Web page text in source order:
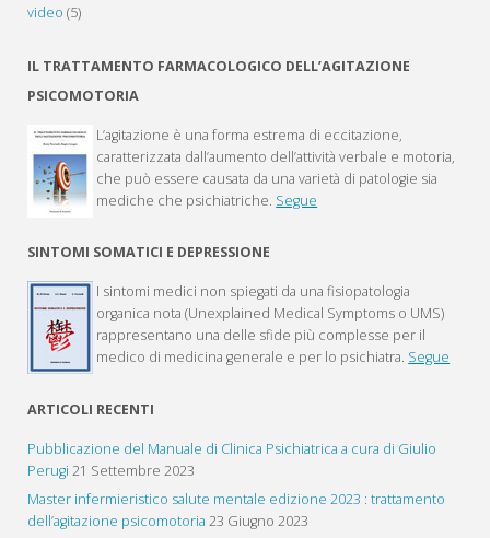
video (5)
IL TRATTAMENTO FARMACOLOGICO DELL’AGITAZIONE
PSICOMOTORIA
L’agitazione è una forma estrema di eccitazione,
caratterizzata dall’aumento dell’attività verbale e motoria,
che può essere causata da una varietà di patologie sia
mediche che psichiatriche. Segue
SINTOMI SOMATICI E DEPRESSIONE
I sintomi medici non spiegati da una fisiopatologia
organica nota (Unexplained Medical Symptoms o UMS)
rappresentano una delle sfide più complesse per il
medico di medicina generale e per lo psichiatra. Segue
ARTICOLI RECENTI
Pubblicazione del Manuale di Clinica Psichiatrica a cura di Giulio
Perugi 21 Settembre 2023
Master infermieristico salute mentale edizione 2023 : trattamento
dell’agitazione psicomotoria 23 Giugno 2023